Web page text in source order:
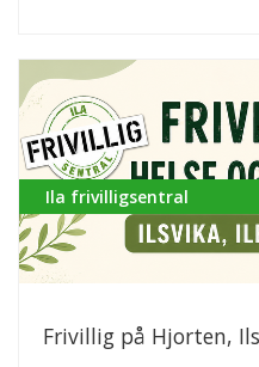
Ila frivilligsentral
Frivillig på Hjorten,